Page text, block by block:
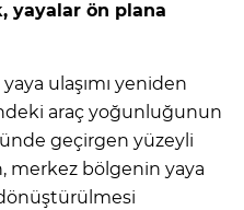
yayalar ön plana
ulaşımı yeniden
araç yoğunluğunun
geçirgen yüzeyli
merkez bölgenin yaya